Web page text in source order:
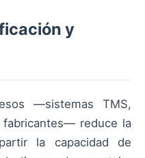
y
—sistemas TMS,
fabricantes— reduce la
la capacidad de